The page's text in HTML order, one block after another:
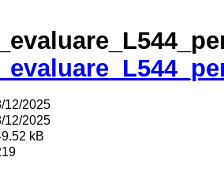
12/2025
12/2025
kB